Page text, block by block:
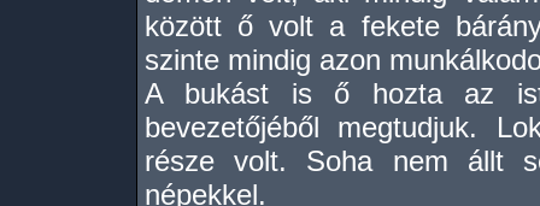
között ő volt a fekete
szinte mindig azon
A bukást is ő hozta az
bevezetőjéből megtudjuk.
része volt. Soha nem állt
népekkel.